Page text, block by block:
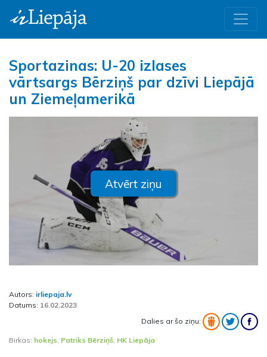
Sportazinas: U-20 izlases
vārtsargs Bērziņš par dzīvi Liepājā
un Ziemeļamerikā
Atvērt ziņu
Autors: irliepaja.lv
Datums: 16.02.2023
Dalies ar šo ziņu:
Birkas: hokejs, Patriks Bērziņš, HK Liepāja